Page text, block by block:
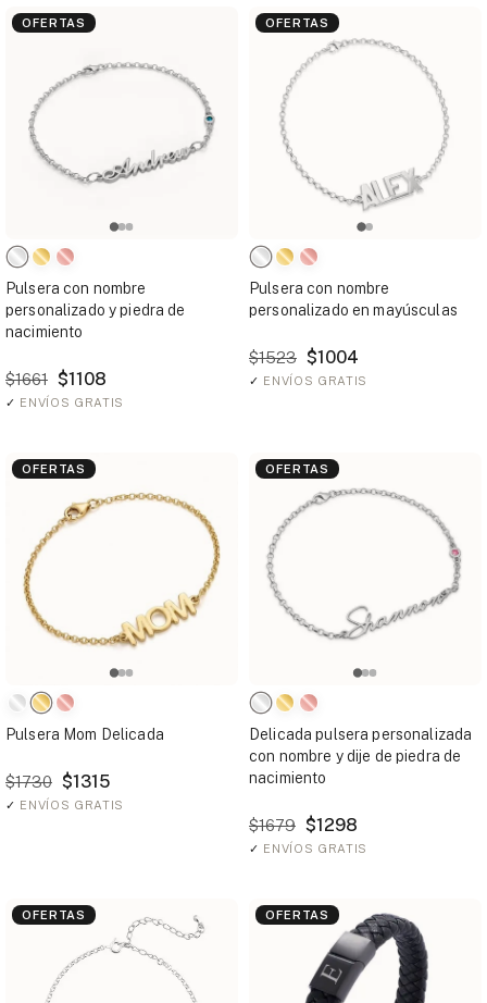
OFERTAS
Pulsera con nombre
personalizado y piedra de
nacimiento
$1661 $1108
✓ ENVÍOS GRATIS
OFERTAS
Pulsera con nombre
personalizado en mayúsculas
$1523 $1004
✓ ENVÍOS GRATIS
OFERTAS
Pulsera Mom Delicada
$1730 $1315
✓ ENVÍOS GRATIS
OFERTAS
Delicada pulsera personalizada
con nombre y dije de piedra de
nacimiento
$1679 $1298
✓ ENVÍOS GRATIS
OFERTAS OFERTAS